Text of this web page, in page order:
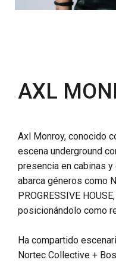
AXL
Axl Monroy, conocido
escena underground
presencia en cabinas
abarca géneros como
PROGRESSIVE
posicionándolo como
Ha compartido
Nortec Collective +